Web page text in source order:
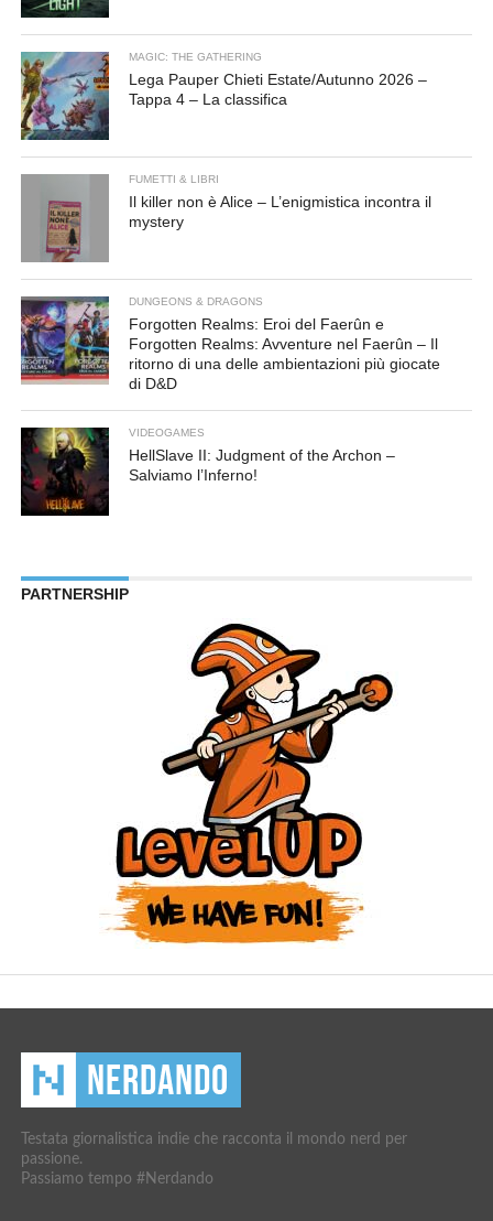
MAGIC: THE GATHERING
Lega Pauper Chieti Estate/Autunno 2026 –
Tappa 4 – La classifica
FUMETTI & LIBRI
Il killer non è Alice – L’enigmistica incontra il
mystery
DUNGEONS & DRAGONS
Forgotten Realms: Eroi del Faerûn e
Forgotten Realms: Avventure nel Faerûn – Il
ritorno di una delle ambientazioni più giocate
di D&D
VIDEOGAMES
HellSlave II: Judgment of the Archon –
Salviamo l’Inferno!
PARTNERSHIP
Testata giornalistica indie che racconta il mondo nerd per
passione.
Passiamo tempo #Nerdando